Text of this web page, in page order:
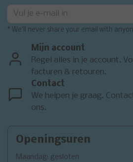
* We'll never share your email with
Mijn account
Regel alles in je account.
facturen & retouren.
Contact
We helpen je graag.
ons.
Openingsuren
Maandag: gesloten